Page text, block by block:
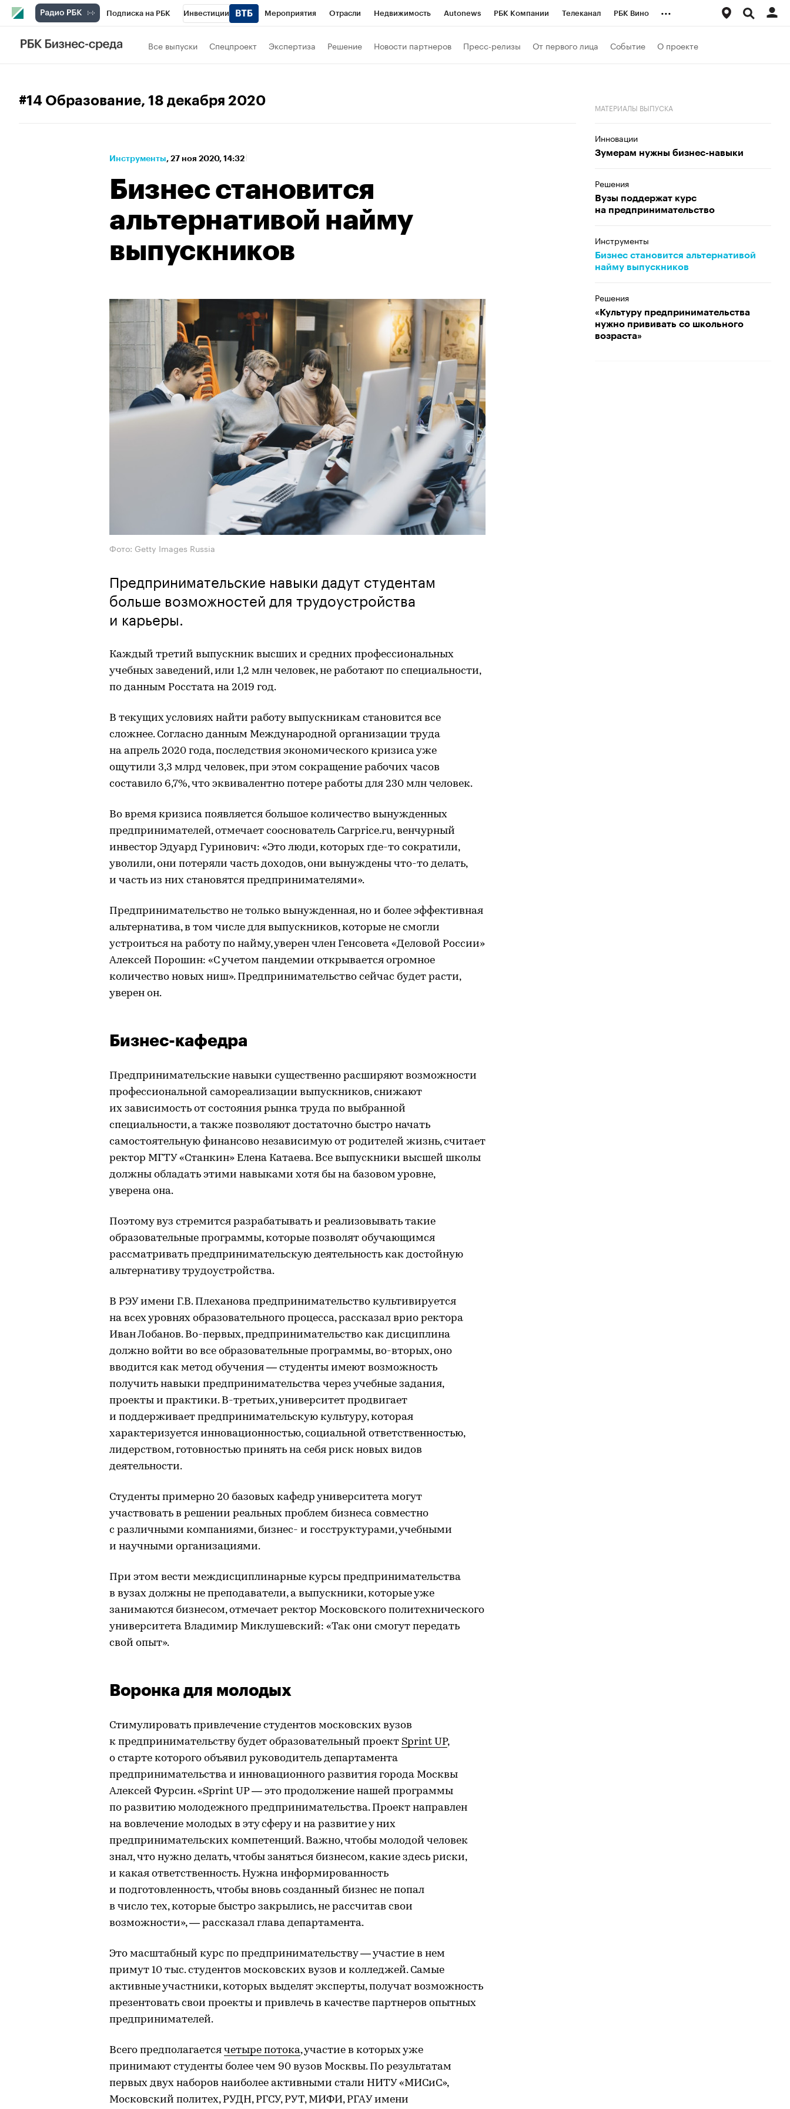
Подписка на РБК Инвестиции Мероприятия Отрасли Недвижимость Autonews РБК Компании Телеканал РБК Вино
Спорт
Конференции СПб
...
Все выпуски Спецпроект Экспертиза Решение Новости партнеров Пресс-релизы От первого лица Событие О проекте
#14 Образование, 18 декабря 2020
Инструменты⁠, 27 ноя 2020, 14:32
Бизнес становится
альтернативой найму
выпускников
Фото: Getty Images Russia
Предпринимательские навыки дадут студентам
больше возможностей для трудоустройства
и карьеры.
Каждый третий выпускник высших и средних профессиональных
учебных заведений, или 1,2 млн человек, не работают по специальности,
по данным Росстата на 2019 год.
В текущих условиях найти работу выпускникам становится все
сложнее. Согласно данным Международной организации труда
на апрель 2020 года, последствия экономического кризиса уже
ощутили 3,3 млрд человек, при этом сокращение рабочих часов
составило 6,7%, что эквивалентно потере работы для 230 млн человек.
Во время кризиса появляется большое количество вынужденных
предпринимателей, отмечает сооснователь Carprice.ru, венчурный
инвестор Эдуард Гуринович: «Это люди, которых где-то сократили,
уволили, они потеряли часть доходов, они вынуждены что-то делать,
и часть из них становятся предпринимателями».
Предпринимательство не только вынужденная, но и более эффективная
альтернатива, в том числе для выпускников, которые не смогли
устроиться на работу по найму, уверен член Генсовета «Деловой России»
Алексей Порошин: «С учетом пандемии открывается огромное
количество новых ниш». Предпринимательство сейчас будет расти,
уверен он.
Бизнес-кафедра
Предпринимательские навыки существенно расширяют возможности
профессиональной самореализации выпускников, снижают
их зависимость от состояния рынка труда по выбранной
специальности, а также позволяют достаточно быстро начать
самостоятельную финансово независимую от родителей жизнь, считает
ректор МГТУ «Станкин» Елена Катаева. Все выпускники высшей школы
должны обладать этими навыками хотя бы на базовом уровне,
уверена она.
Поэтому вуз стремится разрабатывать и реализовывать такие
образовательные программы, которые позволят обучающимся
рассматривать предпринимательскую деятельность как достойную
альтернативу трудоустройства.
В РЭУ имени Г.В. Плеханова предпринимательство культивируется
на всех уровнях образовательного процесса, рассказал врио ректора
Иван Лобанов. Во-первых, предпринимательство как дисциплина
должно войти во все образовательные программы, во-вторых, оно
вводится как метод обучения — студенты имеют возможность
получить навыки предпринимательства через учебные задания,
проекты и практики. В-третьих, университет продвигает
и поддерживает предпринимательскую культуру, которая
характеризуется инновационностью, социальной ответственностью,
лидерством, готовностью принять на себя риск новых видов
деятельности.
Студенты примерно 20 базовых кафедр университета могут
участвовать в решении реальных проблем бизнеса совместно
с различными компаниями, бизнес- и госструктурами, учебными
и научными организациями.
При этом вести междисциплинарные курсы предпринимательства
в вузах должны не преподаватели, а выпускники, которые уже
занимаются бизнесом, отмечает ректор Московского политехнического
университета Владимир Миклушевский: «Так они смогут передать
свой опыт».
Воронка для молодых
Стимулировать привлечение студентов московских вузов
к предпринимательству будет образовательный проект Sprint UP,
о старте которого объявил руководитель департамента
предпринимательства и инновационного развития города Москвы
Алексей Фурсин. «Sprint UP — это продолжение нашей программы
по развитию молодежного предпринимательства. Проект направлен
на вовлечение молодых в эту сферу и на развитие у них
предпринимательских компетенций. Важно, чтобы молодой человек
знал, что нужно делать, чтобы заняться бизнесом, какие здесь риски,
и какая ответственность. Нужна информированность
и подготовленность, чтобы вновь созданный бизнес не попал
в число тех, которые быстро закрылись, не рассчитав свои
возможности», — рассказал глава департамента.
Это масштабный курс по предпринимательству — участие в нем
примут 10 тыс. студентов московских вузов и колледжей. Самые
активные участники, которых выделят эксперты, получат возможность
презентовать свои проекты и привлечь в качестве партнеров опытных
предпринимателей.
Всего предполагается четыре потока, участие в которых уже
принимают студенты более чем 90 вузов Москвы. По результатам
первых двух наборов наиболее активными стали НИТУ «МИСиС»,
Московский политех, РУДН, РГСУ, РУТ, МИФИ, РГАУ имени
МАТЕРИАЛЫ ВЫПУСКА
Инновации
Зумерам нужны бизнес-навыки
Решения
Вузы поддержат курс
на предпринимательство
Инструменты
Бизнес становится альтернативой
найму выпускников
Решения
«Культуру предпринимательства
нужно прививать со школьного
возраста»